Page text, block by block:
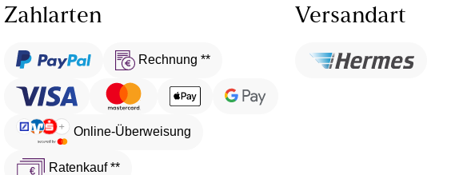
Zahlarten
Rechnung **
Online-Überweisung
Ratenkauf **
Versandart